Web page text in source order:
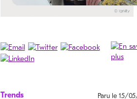
Trends Paru le 15/